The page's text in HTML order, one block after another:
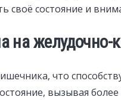
своё состояние и
на
что
вызывая